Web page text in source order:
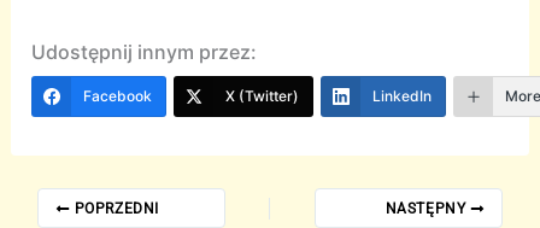
Udostępnij innym przez:
Facebook X (Twitter) LinkedIn
POPRZEDNI NASTĘPNY